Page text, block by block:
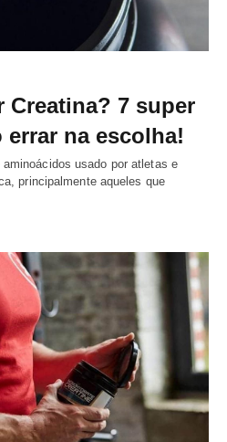
Creatina? 7 super
errar na escolha!
usado por atletas e
principalmente aqueles que